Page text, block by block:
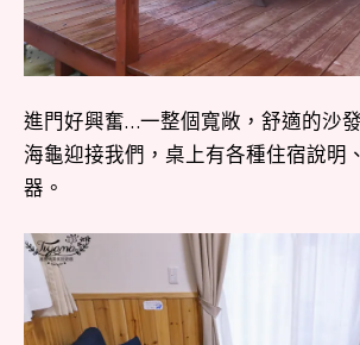
進門好興奮…一整個寬敞，舒適的沙
海龜迎接我們，桌上有各種住宿說明
器。